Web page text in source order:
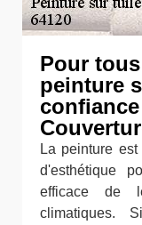
Pour
peinture
La peinture
d'esthétique
efficace de
climatiques.